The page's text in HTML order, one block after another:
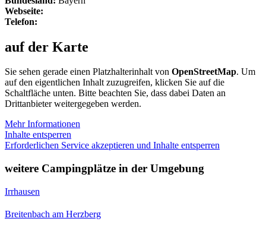
Webseite:
Telefon:
auf der Karte
Sie sehen gerade einen Platzhalterinhalt von OpenStreetMap. Um
auf den eigentlichen Inhalt zuzugreifen, klicken Sie auf die
Schaltfläche unten. Bitte beachten Sie, dass dabei Daten an
Drittanbieter weitergegeben werden.
Mehr Informationen
Inhalte entsperren
Erforderlichen Service akzeptieren und Inhalte entsperren
weitere Campingplätze in der Umgebung
Irrhausen
Breitenbach am Herzberg